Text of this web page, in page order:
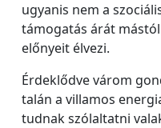
ugyanis nem a
támogatás árát
előnyeit élvezi.
Érdeklődve várom
talán a villamos
tudnak szólaltatni